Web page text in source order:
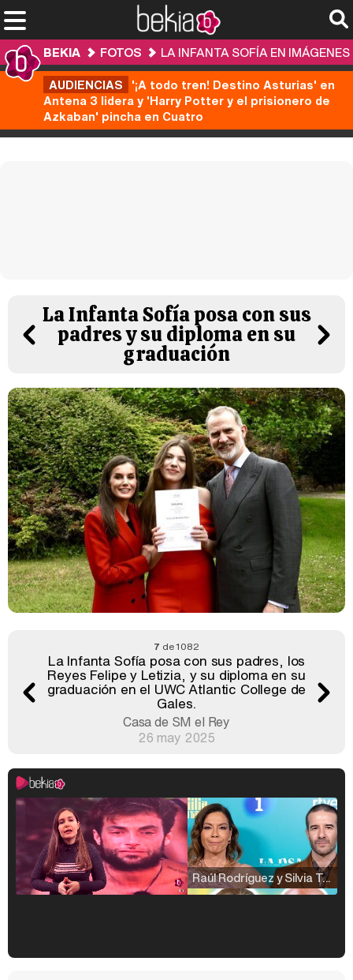
BEKIA FOTOS
LA INFANTA SOFÍA EN IMÁGENES
AUDIENCIAS '¡A todo tren! Destino Asturias' en
Antena 3 lidera y 'Harry Potter y el prisionero de
Azkaban' pincha en Cuatro
La Infanta Sofía posa con sus
padres y su diploma en su
graduación
7 de 1082
La Infanta Sofía posa con sus padres, los
Reyes Felipe y Letizia, y su diploma en su
graduación en el UWC Atlantic College de
Gales.
Casa de SM el Rey
26 may 2025
Raúl Rodríguez y Silvia Taulés nos cuentan su papel en 'La familia de la tele'